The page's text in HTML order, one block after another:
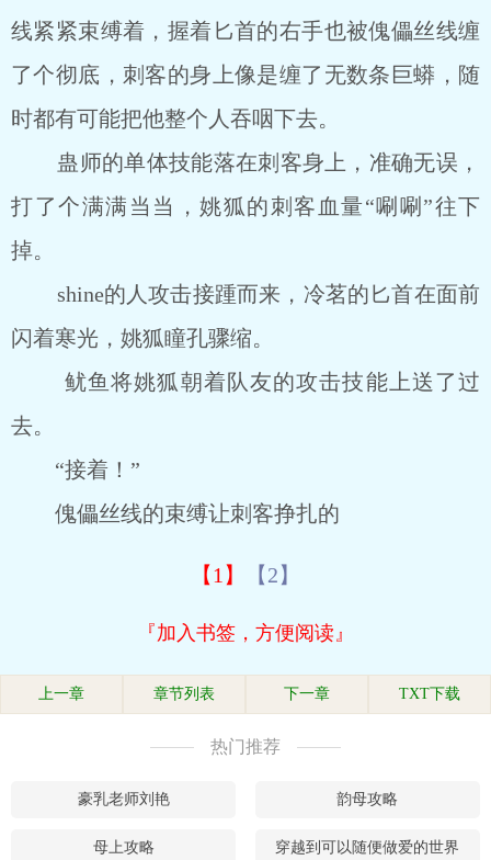
线紧紧束缚着，握着匕首的右手也被傀儡丝线缠
了个彻底，刺客的身上像是缠了无数条巨蟒，随
时都有可能把他整个人吞咽下去。
蛊师的单体技能落在刺客身上，准确无误，
打了个满满当当，姚狐的刺客血量“唰唰”往下
掉。
shine的人攻击接踵而来，冷茗的匕首在面前
闪着寒光，姚狐瞳孔骤缩。
鱿鱼将姚狐朝着队友的攻击技能上送了过
去。
“接着！”
傀儡丝线的束缚让刺客挣扎的
【1】 【2】
『加入书签，方便阅读』
上一章 章节列表 下一章 TXT下载
热门推荐
豪乳老师刘艳 韵母攻略
母上攻略 穿越到可以随便做爱的世界